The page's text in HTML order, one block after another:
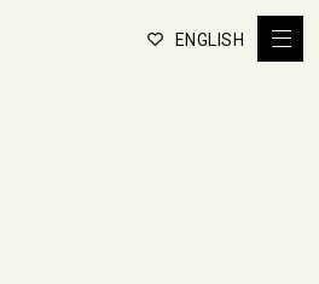
ENGLISH